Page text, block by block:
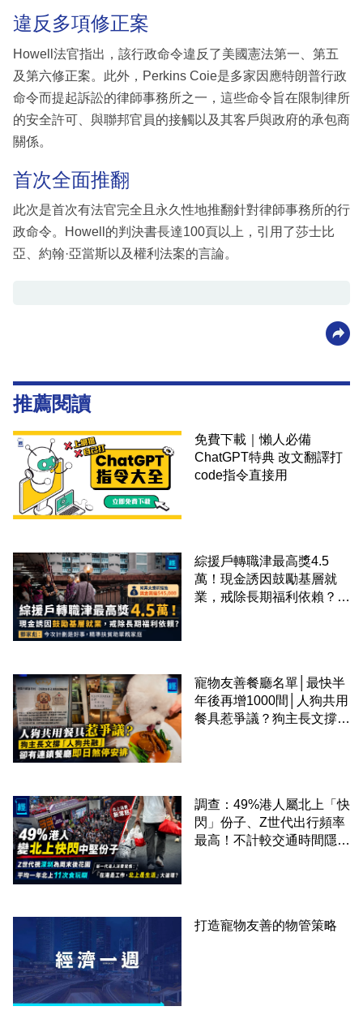
違反多項修正案
Howell法官指出，該行政命令違反了美國憲法第一、第五
及第六修正案。此外，Perkins Coie是多家因應特朗普行政
命令而提起訴訟的律師事務所之一，這些命令旨在限制律所
的安全許可、與聯邦官員的接觸以及其客戶與政府的承包商
關係。
首次全面推翻
此次是首次有法官完全且永久性地推翻針對律師事務所的行
政命令。Howell的判決書長達100頁以上，引用了莎士比
亞、約翰·亞當斯以及權利法案的言論。
推薦閱讀
免費下載｜懶人必備
ChatGPT特典 改文翻譯打
code指令直接用
綜援戶轉職津最高獎4.5
萬！現金誘因鼓勵基層就
業，戒除長期福利依賴？鄧
寵物友善餐廳名單│最快半
年後再增1000間│人狗共用
餐具惹爭議？狗主長文撐
調查：49%港人屬北上「快
閃」份子、Z世代出行頻率
最高！不計較交通時間隱形
打造寵物友善的物管策略